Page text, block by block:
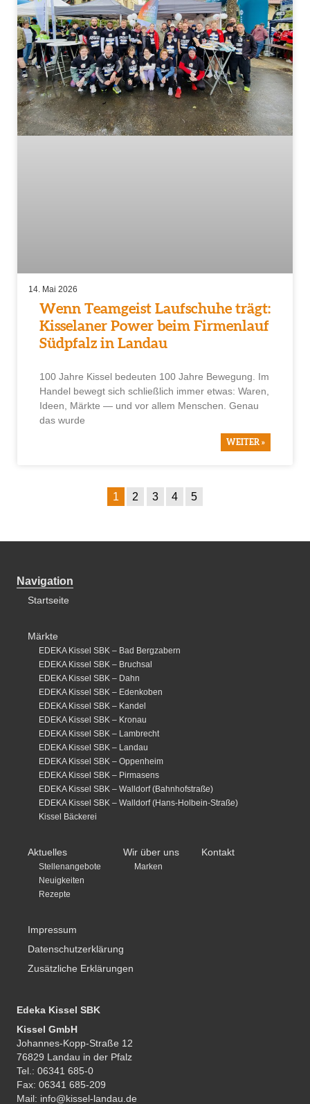
Wenn Teamgeist Laufschuhe trägt:
Kisselaner Power beim Firmenlauf
Südpfalz in Landau
100 Jahre Kissel bedeuten 100 Jahre Bewegung. Im
Handel bewegt sich schließlich immer etwas: Waren,
Ideen, Märkte — und vor allem Menschen. Genau
das wurde
WEITER »
14. Mai 2026
1 2 3 4 5
Navigation
Startseite
Märkte
EDEKA Kissel SBK – Bad Bergzabern
EDEKA Kissel SBK – Bruchsal
EDEKA Kissel SBK – Dahn
EDEKA Kissel SBK – Edenkoben
EDEKA Kissel SBK – Kandel
EDEKA Kissel SBK – Kronau
EDEKA Kissel SBK – Lambrecht
EDEKA Kissel SBK – Landau
EDEKA Kissel SBK – Oppenheim
EDEKA Kissel SBK – Pirmasens
EDEKA Kissel SBK – Walldorf (Bahnhofstraße)
EDEKA Kissel SBK – Walldorf (Hans-Holbein-Straße)
Kissel Bäckerei
Aktuelles
Stellenangebote
Neuigkeiten
Rezepte
Wir über uns
Marken
Kontakt
Impressum
Datenschutzerklärung
Zusätzliche Erklärungen
Edeka Kissel SBK
Kissel GmbH
Johannes-Kopp-Straße 12
76829 Landau in der Pfalz
Tel.: 06341 685-0
Fax: 06341 685-209
Mail: info@kissel-landau.de